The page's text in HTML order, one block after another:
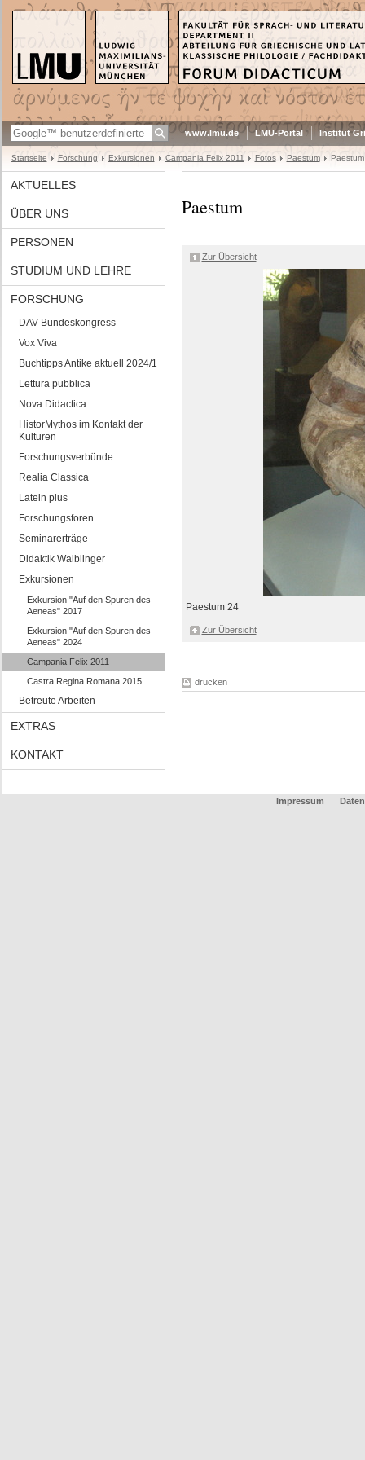
www.lmu.de LMU-Portal Institut
Startseite Forschung Exkursionen Campania Felix 2011 Fotos Paestum
AKTUELLES
ÜBER UNS
PERSONEN
STUDIUM UND LEHRE
FORSCHUNG
DAV Bundeskongress
Vox Viva
Buchtipps Antike aktuell 2024/1
Lettura pubblica
Nova Didactica
HistorMythos im Kontakt der
Kulturen
Forschungsverbünde
Realia Classica
Latein plus
Forschungsforen
Seminarerträge
Didaktik Waiblinger
Exkursionen
Exkursion "Auf den Spuren des
Aeneas" 2017
Exkursion "Auf den Spuren des
Aeneas" 2024
Campania Felix 2011
Castra Regina Romana 2015
Betreute Arbeiten
EXTRAS
KONTAKT
Paestum
Zur Übersicht
Paestum 24
Zur Übersicht
drucken
Impressum